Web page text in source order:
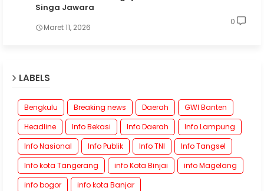
Singa Jawara
Maret 11, 2026
0
LABELS
Bengkulu Breaking news Daerah
GWI Banten
Headline
Info Bekasi Info Daerah
Info Lampung
Info Nasional
Info Publik Info TNI
Info Tangsel
Info kota Tangerang
info Kota Binjai
info Magelang
info bogor
info kota Banjar